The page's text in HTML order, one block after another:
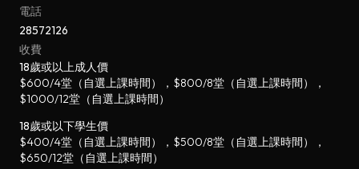
電話
28572126
收費
18歲或以上成人價
$600/4堂（自選上課時間），$800/8堂（自選上課時間），
$1000/12堂（自選上課時間）
18歲或以下學生價
$400/4堂（自選上課時間），$500/8堂（自選上課時間），
$650/12堂（自選上課時間）